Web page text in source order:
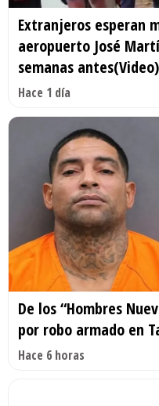
Extranjeros esperan
aeropuerto José
semanas antes(Video)
Hace 1 día
De los “Hombres
por robo armado en
Hace 6 horas